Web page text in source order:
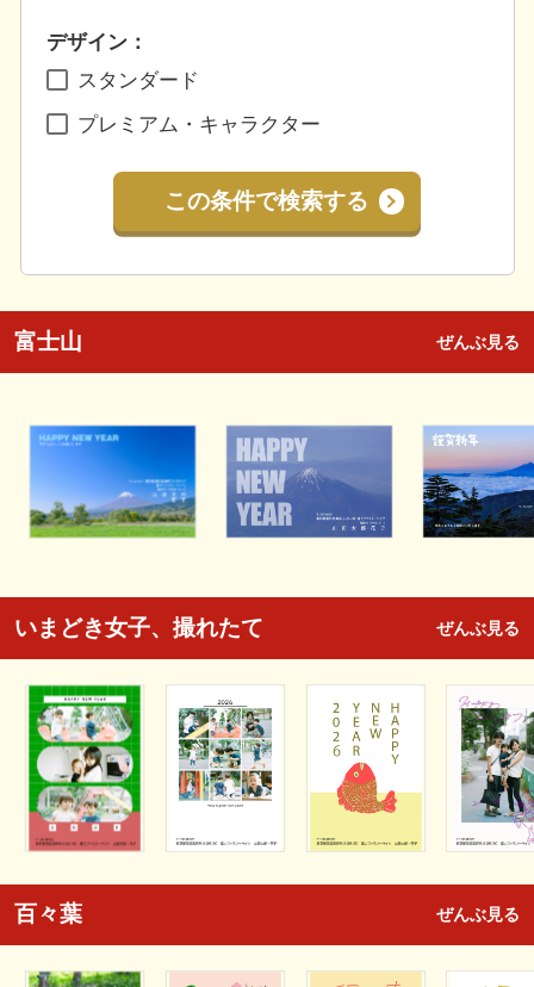
デザイン：
スタンダード
プレミアム・キャラクター
この条件で検索する
富士山 ぜんぶ見る
いまどき女子、撮れたて ぜんぶ見る
百々葉 ぜんぶ見る